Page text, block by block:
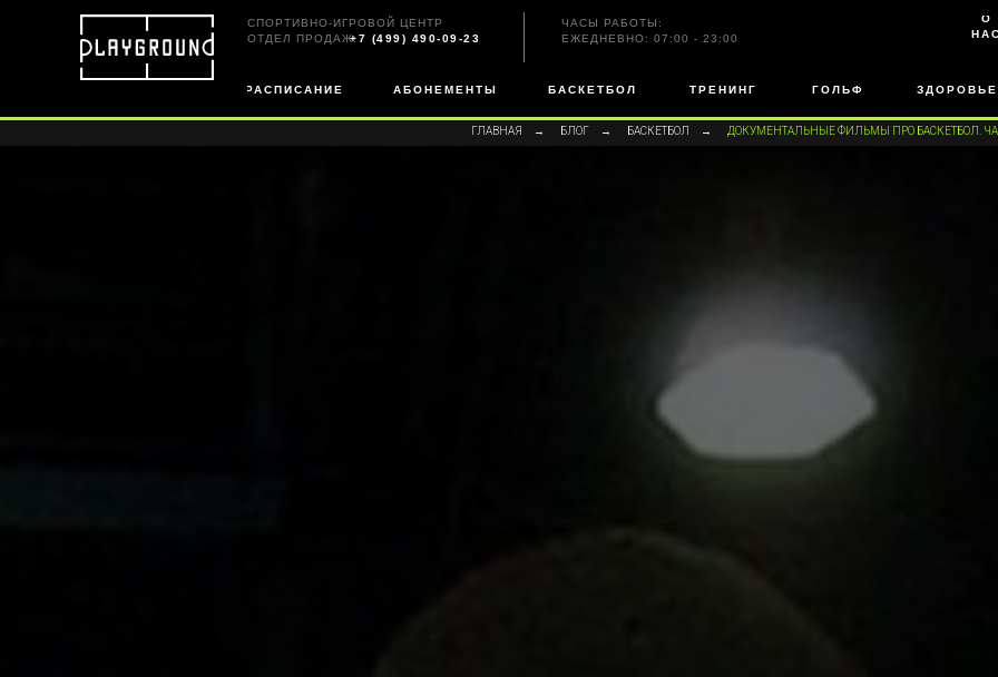
СПОРТИВНО-ИГРОВОЙ ЦЕНТР
ОТДЕЛ ПРОДАЖ:
ЧАСЫ РАБОТЫ:
ЕЖЕДНЕВНО: 07:00 - 23:00
+7 (499) 490-09-23
АБОНЕМЕНТЫ БАСКЕТБОЛ
РАСПИСАНИЕ ЗДОРОВЬЕ
ТРЕНИНГ ГОЛЬФ
О
ГЛАВНАЯ → БЛОГ → БАСКЕТБОЛ → ДОКУМЕНТАЛЬНЫЕ ФИЛЬМЫ ПРО БАСКЕТБОЛ.